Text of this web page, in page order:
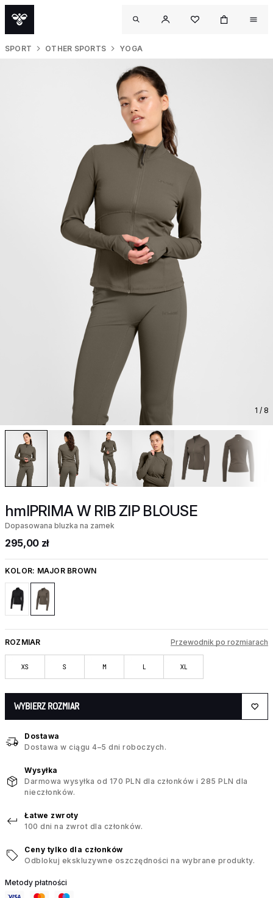
SPORT OTHER SPORTS YOGA
1 / 8
hmlPRIMA W RIB ZIP BLOUSE
Dopasowana bluzka na zamek
295,00 zł
KOLOR: MAJOR BROWN
ROZMIAR Przewodnik po rozmiarach
XS S M L XL
WYBIERZ ROZMIAR
Dostawa
Dostawa w ciągu 4–5 dni roboczych.
Wysyłka
Darmowa wysyłka od 170 PLN dla członków i 285 PLN dla
nieczłonków.
Łatwe zwroty
100 dni na zwrot dla członków.
Ceny tylko dla członków
Odblokuj ekskluzywne oszczędności na wybrane produkty.
Metody płatności